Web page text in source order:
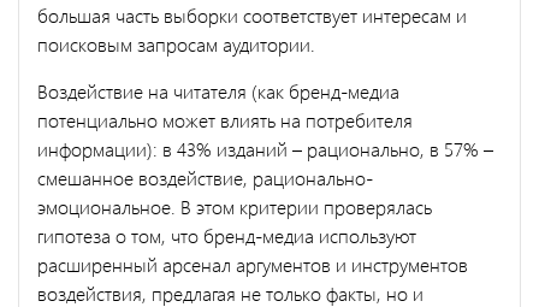
большая часть выборки соответствует интересам и
поисковым запросам аудитории.
Воздействие на читателя (как бренд-медиа
потенциально может влиять на потребителя
информации): в 43% изданий – рационально, в 57% –
смешанное воздействие, рационально-
эмоциональное. В этом критерии проверялась
гипотеза о том, что бренд-медиа используют
расширенный арсенал аргументов и инструментов
воздействия, предлагая не только факты, но и